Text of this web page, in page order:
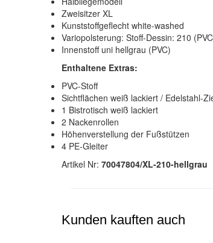
Zweisitzer XL
Kunststoffgeflecht white-washed
Variopolsterung: Stoff-Dessin: 210
Innenstoff uni hellgrau (PVC)
Enthaltene Extras:
PVC-Stoff
Sichtflächen weiß lackiert / Edelstahl-
1 Bistrotisch weiß lackiert
2 Nackenrollen
Höhenverstellung der Fußstützen
4 PE-Gleiter
Artikel Nr: 70047804/XL-210-hellgrau
Kunden kauften auch